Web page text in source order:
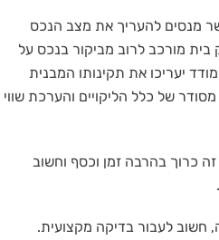
מנסים להעריך את מצב הנכס
מורכב לרוב מביקור בנכס על
יעריכו את תקינותו המבנית
מסודר של כלל הליקויים והערכת שווי
כרוך בהרבה זמן וכסף וחשוב
חשוב לעבור בדיקה מקצועית.